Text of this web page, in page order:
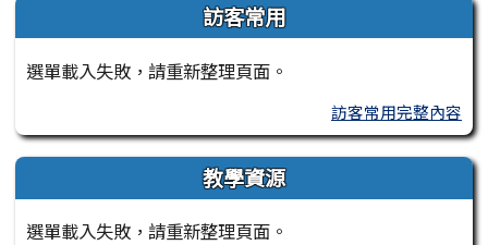
訪客常用
選單載入失敗，請重新整理頁面。
訪客常用完整內容
教學資源
選單載入失敗，請重新整理頁面。